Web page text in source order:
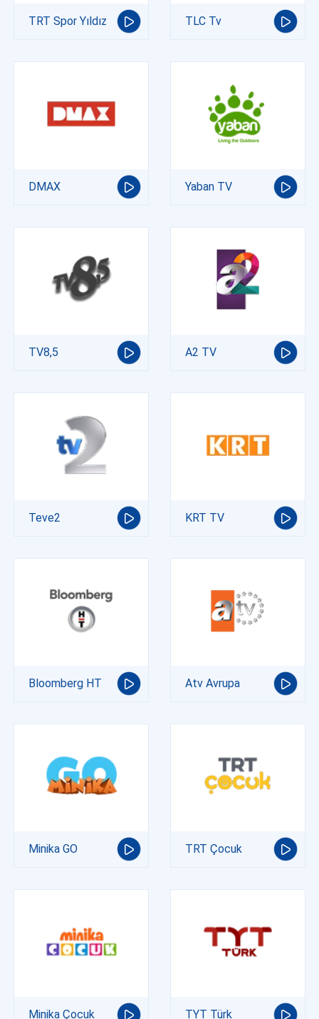
TRT Spor Yıldız TLC Tv
DMAX Yaban TV
TV8,5 A2 TV
Teve2 KRT TV
Bloomberg HT Atv Avrupa
Minika GO TRT Çocuk
Minika Çocuk TYT Türk